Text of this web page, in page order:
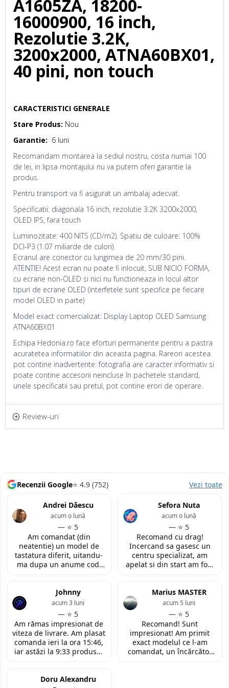
A1605ZA, 18200-
16000900, 16 inch,
Rezolutie 3.2K,
3200x2000, ATNA60BX01,
40 pini, non touch
CARACTERISTICI GENERALE
Stare Produs: Nou
Garantie: 6 luni
Recomandam montarea la sediul nostru, costa numai 100
de lei, in lipsa montajului nu va putem oferi garantie la
produs.
Pentru transport va fi asigurat un ambalaj adecvat.
Specificatii: diagonala 16 inch, rezolutie 3.2K 3200x2000,
OLED IPS, fara touch
Luminozitate: 400 NITS (CD/m2). Spatiu de culoare: 100%
DCI-P3 (1.07 miliarde de culori).
Ecranul are conector cu lungimea de 20 mm/30 pini.
ATENTIE! Acest ecran nu poate fi inlocuit, SUB NICIO FORMA,
cu ecrane non-OLED si nici nu functioneaza in locul altor
tipuri de ecrane OLED (interfetele sunt specifice pe fiecare
model OLED in parte)
Model exact comercializat: Display Laptop OLED Samsung
ATNA60BX01
Echipa Hedonia.ro face eforturi permanente pentru a pastra
acuratetea informatiilor din aceasta pagina. Rareori acestea
pot contine inadvertente: fotografia are caracter informativ si
poate contine accesorii neincluse în pachetele standard,
unele specificatii sau pretul, pot contine erori de operare.
Review-uri
Recenzii Google⭐ 4.9 (752) Vezi toate
Andrei Dăescu
— ⭐ 5
acum o lună
Am comandat (din
neatentie) un model de
tastatura diferit, uitandu-
ma dupa un anume cod.
contactat in urma cererii
de retur si mi-au oferit
modelul potrivit de
tastatura pentru repararea
laptopului. Nu am ce
reprosa! Serviciu prompt si
de incredere!
Sefora Nuta
— ⭐ 5
acum o lună
Recomand cu drag!
Incercand sa gasesc un
centru specializat, am
apelat si din start am fost
fata locului, am fost placut
impresionata de
amabilitatea si priceperea
personalului. Multumesc
tare mult pentru ajutorul
oferit!
Johnny
— ⭐ 5
acum 3 luni
Am rămas impresionat de
viteza de livrare. Am plasat
comanda ieri la ora 15:46,
iar astăzi la 9:33 produsul
exact conform descrierii,
Marius MASTER
— ⭐ 5
acum 5 luni
Recomand! Sunt
impresionat! Am primit
exact modelul ce l-am
comandat, un încărcător
Doru Alexandru